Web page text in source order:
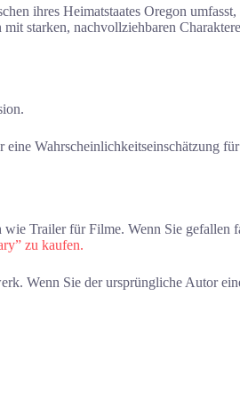
ihres Heimatstaates Oregon
starken, nachvollziehbaren
Wahrscheinlichkeitseinschätzung
Trailer für Filme. Wenn Sie gefallen
zu kaufen.
Wenn Sie der ursprüngliche Autor